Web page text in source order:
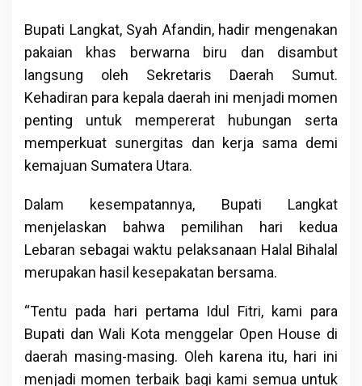
Bupati Langkat, Syah Afandin, hadir mengenakan
pakaian khas berwarna biru dan disambut
langsung oleh Sekretaris Daerah Sumut.
Kehadiran para kepala daerah ini menjadi momen
penting untuk mempererat hubungan serta
memperkuat sunergitas dan kerja sama demi
kemajuan Sumatera Utara.
Dalam kesempatannya, Bupati Langkat
menjelaskan bahwa pemilihan hari kedua
Lebaran sebagai waktu pelaksanaan Halal Bihalal
merupakan hasil kesepakatan bersama.
“Tentu pada hari pertama Idul Fitri, kami para
Bupati dan Wali Kota menggelar Open House di
daerah masing-masing. Oleh karena itu, hari ini
menjadi momen terbaik bagi kami semua untuk